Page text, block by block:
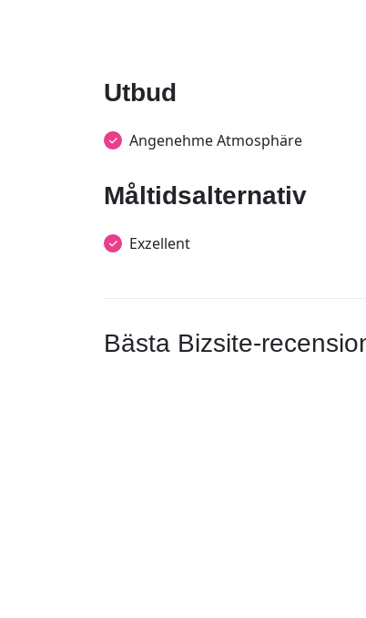
Utbud
Angenehme Atmosphäre
Måltidsalternativ
Exzellent
Bästa Bizsite-